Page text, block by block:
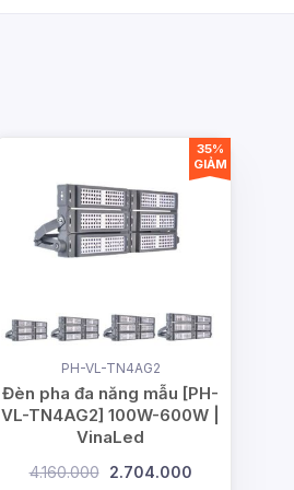
PH-VL-TN4AG2
Đèn pha đa năng mẫu [PH-
VL-TN4AG2] 100W-600W |
VinaLed
4.160.000 2.704.000
35%
GIẢM